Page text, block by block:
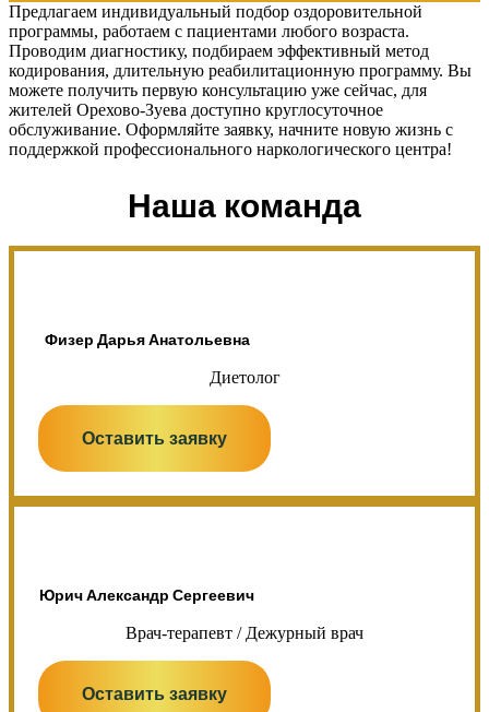
Предлагаем индивидуальный подбор оздоровительной
программы, работаем с пациентами любого возраста.
Проводим диагностику, подбираем эффективный метод
кодирования, длительную реабилитационную программу. Вы
можете получить первую консультацию уже сейчас, для
жителей Орехово-Зуева доступно круглосуточное
обслуживание. Оформляйте заявку, начните новую жизнь с
поддержкой профессионального наркологического центра!
Наша команда
Физер Дарья Анатольевна
Диетолог
Оставить заявку
Юрич Александр Сергеевич
Врач-терапевт / Дежурный врач
Оставить заявку